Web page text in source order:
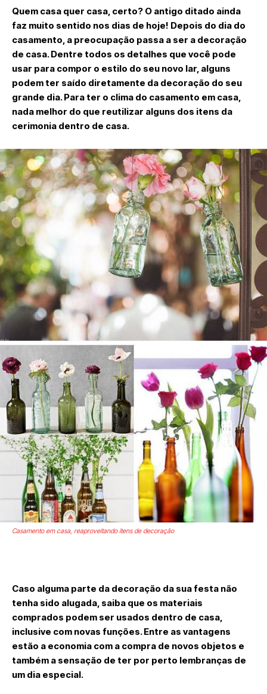
Quem casa quer casa, certo? O antigo ditado ainda
faz muito sentido nos dias de hoje! Depois do dia do
casamento, a preocupação passa a ser a decoração
de casa. Dentre todos os detalhes que você pode
usar para compor o estilo do seu novo lar, alguns
podem ter saído diretamente da decoração do seu
grande dia. Para ter o clima do casamento em casa,
nada melhor do que reutilizar alguns dos itens da
cerimonia dentro de casa.
Casamento em casa, reaproveitando itens de decoração
Caso alguma parte da decoração da sua festa não
tenha sido alugada, saiba que os materiais
comprados podem ser usados dentro de casa,
inclusive com novas funções. Entre as vantagens
estão a economia com a compra de novos objetos e
também a sensação de ter por perto lembranças de
um dia especial.